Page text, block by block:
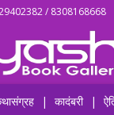
/ 8308168668
| कादंबरी |